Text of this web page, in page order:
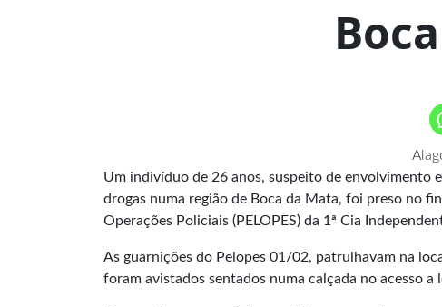
Um indivíduo de 26 anos, suspeito de envolvimento
drogas numa região de Boca da Mata, foi preso no
Operações Policiais (PELOPES) da 1ª Cia
As guarnições do Pelopes 01/02, patrulhavam na
foram avistados sentados numa calçada no acesso a